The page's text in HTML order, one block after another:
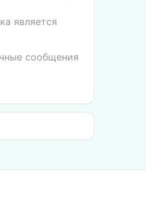
является
сообщения